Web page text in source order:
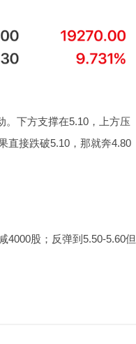
。下方支撑在5.10，上方压
直接跌破5.10，那就奔4.80
4000股；反弹到5.50-5.60但